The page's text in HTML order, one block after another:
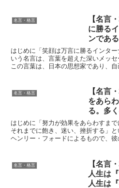
り、熱
の深い
名言・格言
【名言
に勝る
ンであ
味と得
はじめに「笑顔は万言に勝るインタ
いう名言は、言葉を超えた深いメッセ
この言葉は、日本の思想家であり、
名言・格言
【名言
をあら
る。多
迷い、
深い意
はじめに「努力が効果をあらわすま
それまでに飽き、迷い、挫折する」
ヘンリー・フォードによるもので、彼
名言・格言
【名言
人生は
人生は